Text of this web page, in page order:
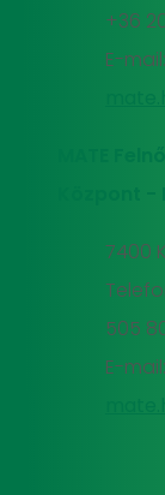
+36
E-mail:
MATE
Központ
7400
505
E-mail: